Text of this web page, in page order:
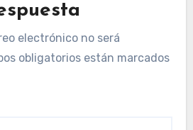
electrónico no será
obligatorios están marcados